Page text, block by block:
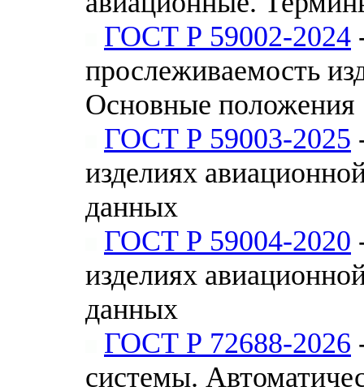
ГОСТ Р 59002-2024
прослеживаемость
Основные положения
ГОСТ Р 59003-2025
изделиях
данных
ГОСТ Р 59004-2020
изделиях
данных
ГОСТ Р 72688-2026
системы.